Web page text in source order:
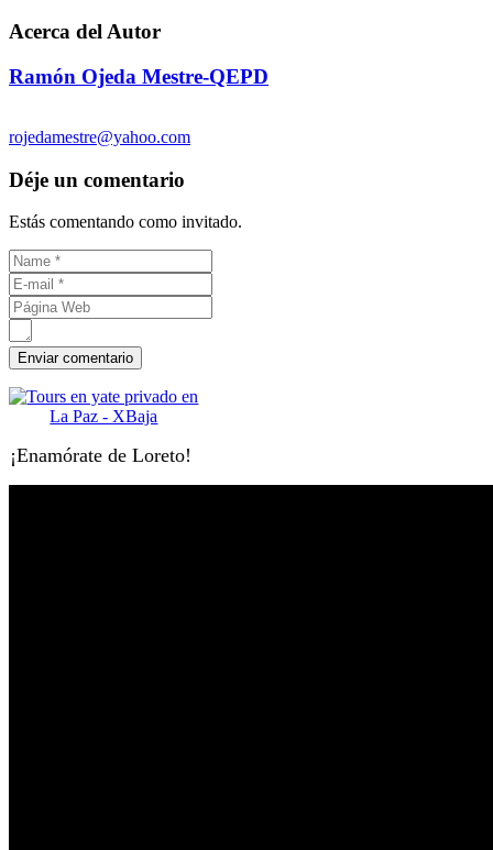
Acerca del Autor
Ramón Ojeda Mestre-QEPD
rojedamestre@yahoo.com
Déje un comentario
Estás comentando como invitado.
¡Enamórate de Loreto!